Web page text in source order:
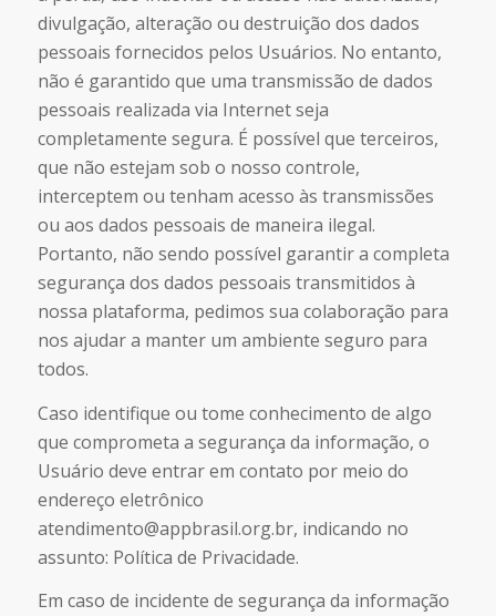
divulgação, alteração ou destruição dos dados
pessoais fornecidos pelos Usuários. No entanto,
não é garantido que uma transmissão de dados
pessoais realizada via Internet seja
completamente segura. É possível que terceiros,
que não estejam sob o nosso controle,
interceptem ou tenham acesso às transmissões
ou aos dados pessoais de maneira ilegal.
Portanto, não sendo possível garantir a completa
segurança dos dados pessoais transmitidos à
nossa plataforma, pedimos sua colaboração para
nos ajudar a manter um ambiente seguro para
todos.
Caso identifique ou tome conhecimento de algo
que comprometa a segurança da informação, o
Usuário deve entrar em contato por meio do
endereço eletrônico
atendimento@appbrasil.org.br, indicando no
assunto: Política de Privacidade.
Em caso de incidente de segurança da informação